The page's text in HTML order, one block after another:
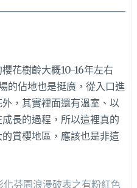
花樹齡大概10-16年左右
的佔地也是挺廣，從入口進
，其實裡面還有溫室、以
長的過程，所以這裡真的
賞櫻地區，應該也是非這